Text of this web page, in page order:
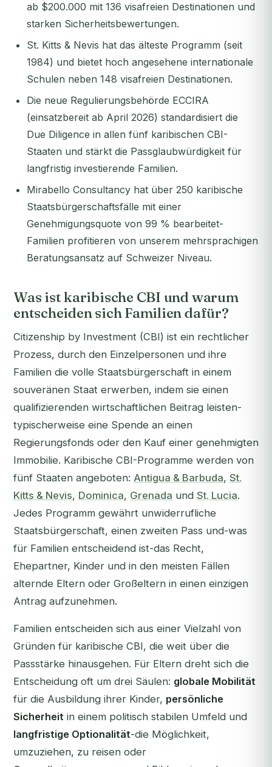
ab $200.000 mit 136 visafreien Destinationen und
starken Sicherheitsbewertungen.
St. Kitts & Nevis hat das älteste Programm (seit
1984) und bietet hoch angesehene internationale
Schulen neben 148 visafreien Destinationen.
Die neue Regulierungsbehörde ECCIRA
(einsatzbereit ab April 2026) standardisiert die
Due Diligence in allen fünf karibischen CBI-
Staaten und stärkt die Passglaubwürdigkeit für
langfristig investierende Familien.
Mirabello Consultancy hat über 250 karibische
Staatsbürgerschaftsfälle mit einer
Genehmigungsquote von 99 % bearbeitet-
Familien profitieren von unserem mehrsprachigen
Beratungsansatz auf Schweizer Niveau.
Was ist karibische CBI und warum
entscheiden sich Familien dafür?
Citizenship by Investment (CBI) ist ein rechtlicher
Prozess, durch den Einzelpersonen und ihre
Familien die volle Staatsbürgerschaft in einem
souveränen Staat erwerben, indem sie einen
qualifizierenden wirtschaftlichen Beitrag leisten-
typischerweise eine Spende an einen
Regierungsfonds oder den Kauf einer genehmigten
Immobilie. Karibische CBI-Programme werden von
fünf Staaten angeboten: Antigua & Barbuda, St.
Kitts & Nevis, Dominica, Grenada und St. Lucia.
Jedes Programm gewährt unwiderrufliche
Staatsbürgerschaft, einen zweiten Pass und-was
für Familien entscheidend ist-das Recht,
Ehepartner, Kinder und in den meisten Fällen
alternde Eltern oder Großeltern in einen einzigen
Antrag aufzunehmen.
Familien entscheiden sich aus einer Vielzahl von
Gründen für karibische CBI, die weit über die
Passstärke hinausgehen. Für Eltern dreht sich die
Entscheidung oft um drei Säulen: globale Mobilität
für die Ausbildung ihrer Kinder, persönliche
Sicherheit in einem politisch stabilen Umfeld und
langfristige Optionalität-die Möglichkeit,
umzuziehen, zu reisen oder